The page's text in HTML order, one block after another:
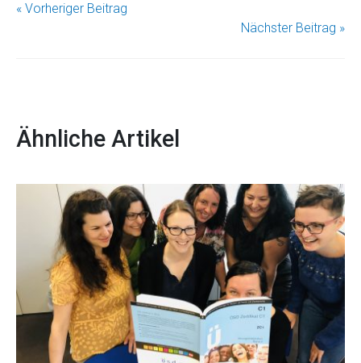
« Vorheriger Beitrag
Nächster Beitrag »
Ähnliche Artikel